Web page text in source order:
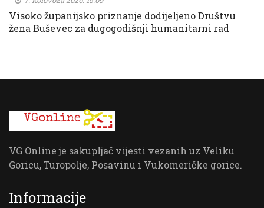
Visoko županijsko priznanje dodijeljeno Društvu
žena Buševec za dugogodišnji humanitarni rad
VG Online je sakupljač vijesti vezanih uz Veliku
Goricu, Turopolje, Posavinu i Vukomeričke gorice.
Informacije